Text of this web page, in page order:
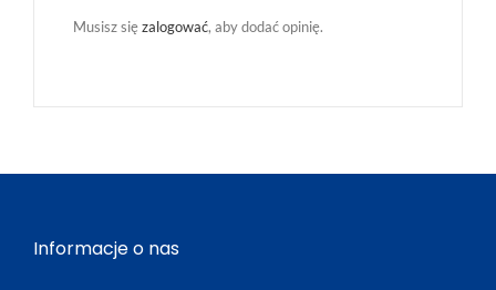
Musisz sięzalogować, aby dodać opinię.
Informacje o nas